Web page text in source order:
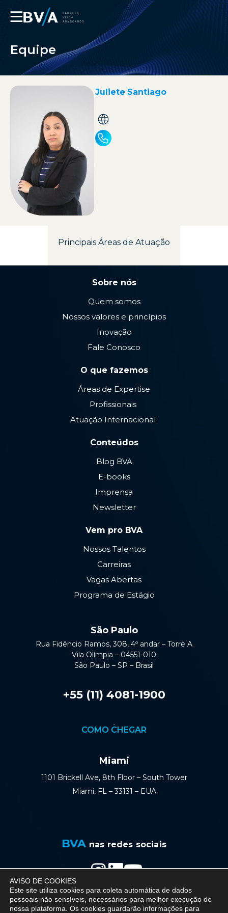
☰
AVISO DE COOKIES
Este site utiliza cookies para coleta automática de dados
pessoais não sensíveis, necessários para melhor execução de
nossa plataforma. Os cookies guardarão informações para
Equipe
Juliete Santiago
Principais Áreas de Atuação
Sobre nós
Quem somos
Nossos valores e princípios
Inovação
Fale Conosco
O que fazemos
Áreas de Expertise
Profissionais
Atuação Internacional
Conteúdos
Blog BVA
E-books
Imprensa
Newsletter
Vem pro BVA
Nossos Talentos
Carreiras
Vagas Abertas
Programa de Estágio
São Paulo
Rua Fidêncio Ramos, 308, 4º andar – Torre A
Vila Olímpia – 04551-010
São Paulo – SP – Brasil
+55 (11) 4081-1900
COMO CHEGAR
Miami
1101 Brickell Ave, 8th Floor – South Tower
Miami, FL – 33131 – EUA
BVA nas redes sociais
Política de Privacidade